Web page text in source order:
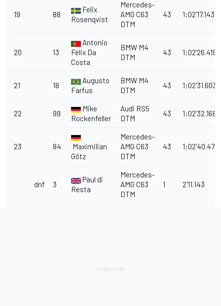
19 88
Felix
Rosenqvist
Mercedes-
AMG C63
DTM
43 1:02'17.143
20 13
Antonio
Félix Da
Costa
BMW M4
DTM
43 1:02'26.419
21 18
Augusto
Farfus
BMW M4
DTM
43 1:02'31.603
22 99
Mike
Rockenfeller
Audi RS5
DTM
43 1:02'32.168
23 84
Maximilian
Götz
Mercedes-
AMG C63
DTM
43 1:02'40.477
dnf 3
Paul di
Resta
Mercedes-
AMG C63
DTM
1 2'11.143